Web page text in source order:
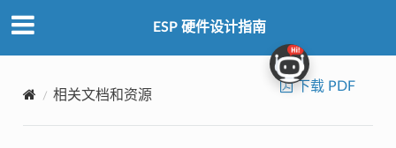
ESP 硬件设计指南
相关文档和资源
下载 PDF